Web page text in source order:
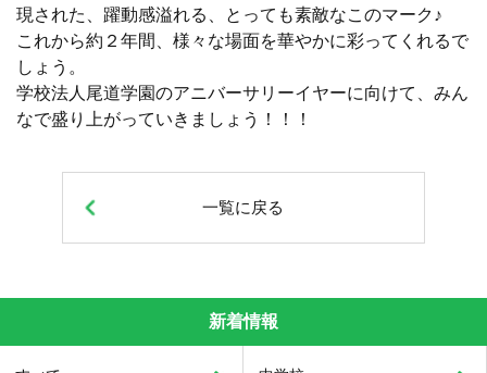
現された、躍動感溢れる、とっても素敵なこのマーク♪
これから約２年間、様々な場面を華やかに彩ってくれるで
しょう。
学校法人尾道学園のアニバーサリーイヤーに向けて、みん
なで盛り上がっていきましょう！！！
一覧に戻る
新着情報